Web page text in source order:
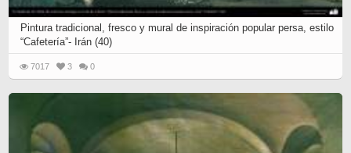
Pintura tradicional, fresco y mural de inspiración popular persa, estilo
“Cafetería”- Irán (40)
7017 3 0